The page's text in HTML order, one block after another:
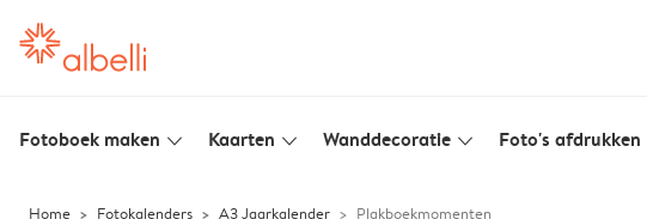
Fotoboek maken slim_arrow_down Kaarten slim_arrow_down Wanddecoratie slim_arrow_down Foto's afdrukken
Home Fotokalenders A3 Jaarkalender Plakboekmomenten